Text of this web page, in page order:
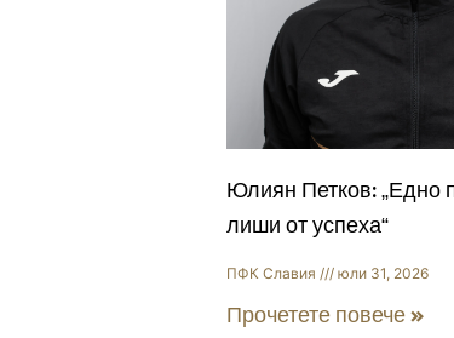
Юлиян Петков: „Едно
лиши от успеха“
ПФК Славия юли 31, 2026
Прочетете повече »